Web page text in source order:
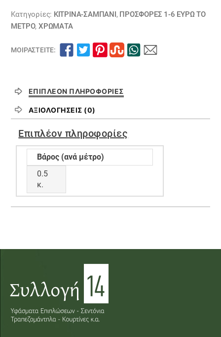
Κατηγορίες: ΚΙΤΡΙΝΑ-ΣΑΜΠΑΝΙ , ΠΡΟΣΦΟΡΕΣ 1-6 ΕΥΡΩ ΤΟ
ΜΕΤΡΟ, ΧΡΏΜΑΤΑ
ΜΟΙΡΑΣΤΕΊΤΕ:
ΕΠΙΠΛΈΟΝ ΠΛΗΡΟΦΟΡΊΕΣ
ΑΞΙΟΛΟΓΉΣΕΙΣ (0)
Επιπλέον πληροφορίες
Βάρος (ανά μέτρο)
0.5
κ.